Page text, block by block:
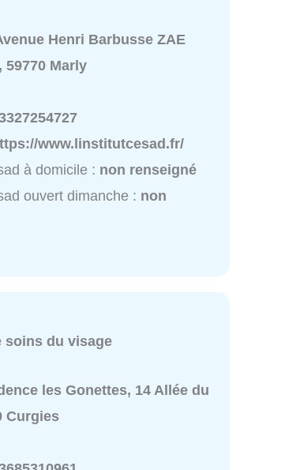
Henri Barbusse ZAE
59770 Marly
www.linstitutcesad.fr/
à domicile : non renseigné
ouvert dimanche : non
soins du visage
les Gonettes, 14 Allée du
Curgies